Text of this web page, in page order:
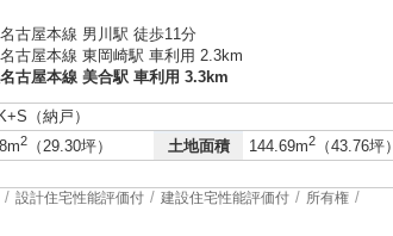
古屋本線 男川駅 徒歩11分
古屋本線 東岡崎駅 車利用 2.3km
古屋本線 美合駅 車利用 3.3km
（納戸）
2 （29.30坪） 土地面積 144.69m2
（43.76坪）
設計住宅性能評価付 建設住宅性能評価付
所有権